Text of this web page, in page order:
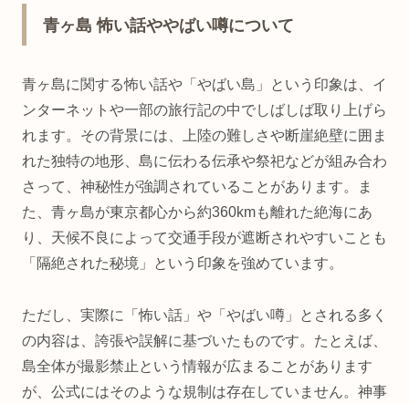
青ヶ島 怖い話ややばい噂について
青ヶ島に関する怖い話や「やばい島」という印象は、イ
ンターネットや一部の旅行記の中でしばしば取り上げら
れます。その背景には、上陸の難しさや断崖絶壁に囲ま
れた独特の地形、島に伝わる伝承や祭祀などが組み合わ
さって、神秘性が強調されていることがあります。ま
た、青ヶ島が東京都心から約360kmも離れた絶海にあ
り、天候不良によって交通手段が遮断されやすいことも
「隔絶された秘境」という印象を強めています。
ただし、実際に「怖い話」や「やばい噂」とされる多く
の内容は、誇張や誤解に基づいたものです。たとえば、
島全体が撮影禁止という情報が広まることがあります
が、公式にはそのような規制は存在していません。神事